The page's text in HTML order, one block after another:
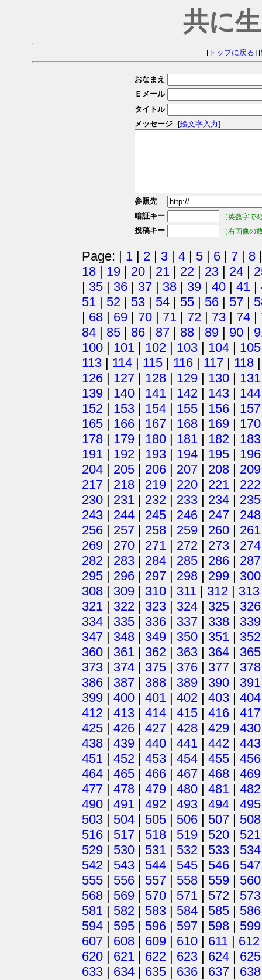
共に
[トップに戻る] [
おなまえ
Ｅメール
タイトル
メッセージ
[絵文字入力]
参照先
暗証キー
（英数字で
投稿キー （右画像の
Page: | 1 | 2 | 3 | 4 | 5 | 6 | 7 | 8
18 | 19 | 20 | 21 | 22 | 23 | 24 |
| 35 | 36 | 37 | 38 | 39 | 40 | 41 |
51 | 52 | 53 | 54 | 55 | 56 | 57 |
| 68 | 69 | 70 | 71 | 72 | 73 | 74 |
84 | 85 | 86 | 87 | 88 | 89 | 90 |
100 | 101 | 102 | 103 | 104 | 105
113 | 114 | 115 | 116 | 117 | 118
126 | 127 | 128 | 129 | 130 | 131
139 | 140 | 141 | 142 | 143 | 144
152 | 153 | 154 | 155 | 156 | 157
165 | 166 | 167 | 168 | 169 | 170
178 | 179 | 180 | 181 | 182 | 183
191 | 192 | 193 | 194 | 195 | 196
204 | 205 | 206 | 207 | 208 | 209
217 | 218 | 219 | 220 | 221 | 222
230 | 231 | 232 | 233 | 234 | 235
243 | 244 | 245 | 246 | 247 | 248
256 | 257 | 258 | 259 | 260 | 261
269 | 270 | 271 | 272 | 273 | 274
282 | 283 | 284 | 285 | 286 | 287
295 | 296 | 297 | 298 | 299 | 300
308 | 309 | 310 | 311 | 312 | 313
321 | 322 | 323 | 324 | 325 | 326
334 | 335 | 336 | 337 | 338 | 339
347 | 348 | 349 | 350 | 351 | 352
360 | 361 | 362 | 363 | 364 | 365
373 | 374 | 375 | 376 | 377 | 378
386 | 387 | 388 | 389 | 390 | 391
399 | 400 | 401 | 402 | 403 | 404
412 | 413 | 414 | 415 | 416 | 417
425 | 426 | 427 | 428 | 429 | 430
438 | 439 | 440 | 441 | 442 | 443
451 | 452 | 453 | 454 | 455 | 456
464 | 465 | 466 | 467 | 468 | 469
477 | 478 | 479 | 480 | 481 | 482
490 | 491 | 492 | 493 | 494 | 495
503 | 504 | 505 | 506 | 507 | 508
516 | 517 | 518 | 519 | 520 | 521
529 | 530 | 531 | 532 | 533 | 534
542 | 543 | 544 | 545 | 546 | 547
555 | 556 | 557 | 558 | 559 | 560
568 | 569 | 570 | 571 | 572 | 573
581 | 582 | 583 | 584 | 585 | 586
594 | 595 | 596 | 597 | 598 | 599
607 | 608 | 609 | 610 | 611 | 612
620 | 621 | 622 | 623 | 624 | 625
633 | 634 | 635 | 636 | 637 | 638